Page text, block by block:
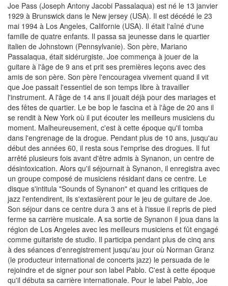
Joe Pass (Joseph Antony Jacobi Passalaqua) est né le 13 janvier
1929 à Brunswick dans le New jersey (USA). Il est décédé le 23
mai 1994 à Los Angeles, Californie (USA). Il était l'aîné d'une
famille de quatre enfants. Il passa sa jeunesse dans le quartier
italien de Johnstown (Pennsylvanie). Son père, Mariano
Passalaqua, était sidérurgiste. Joe commença à jouer de la
guitare à l'âge de 9 ans et prit ses premières leçons avec des
amis de son père. Son père l'encouragea vivement quand il vit
que Joe passait l'essentiel de son temps libre à travailler
l'instrument. A l'âge de 14 ans il jouait déjà pour des mariages et
des fêtes de quartier. Le be bop le fascina et à l'âge de 20 ans il
se rendit à New York où il put écouter les meilleurs musiciens du
moment. Malheureusement, c'est à cette époque qu'il tomba
dans l'engrenage de la drogue. Pendant plus de 10 ans, jusqu'au
début des années 60, il resta sous l'emprise des drogues. Il fut
arrêté plusieurs fois avant d'être admis à Synanon, un centre de
désintoxication. Alors qu'il séjournait à Synanon, il enregistra avec
un groupe composé de musiciens résidant dans ce centre. Le
disque s'intitula "Sounds of Synanon" et quand les critiques de
jazz l'entendirent, ils s'extasièrent pour le jeu de guitare de Joe.
Son séjour dans ce centre dura 3 ans et à l'issue il repris de pied
ferme sa carrière musicale. A sa sortie de Synanon il joua dans la
région de Los Angeles avec les meilleurs musiciens et fût engagé
comme guitariste de studio. Il participa pendant plus de cinq ans
à des séances d'enregistrement jusqu'au jour où Norman Granz
(le producteur international de concerts jazz) le persuada de le
rejoindre et de signer pour son label Pablo. C'est à cette époque
qu'il débuta sa carrière internationale. Pour le label Pablo, Joe